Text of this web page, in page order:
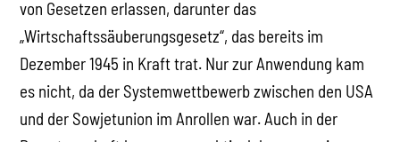
von Gesetzen erlassen, darunter das
„Wirtschaftssäuberungsgesetz“, das bereits im
Dezember 1945 in Kraft trat. Nur zur Anwendung kam
es nicht, da der Systemwettbewerb zwischen den USA
und der Sowjetunion im Anrollen war. Auch in der